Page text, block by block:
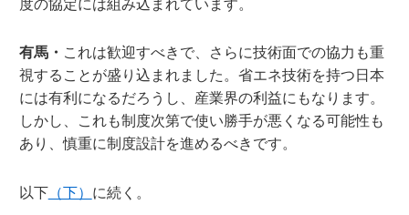
度の協定には組み込まれています。
有馬・ これは歓迎すべきで、さらに技術面での協力も重
視することが盛り込まれました。省エネ技術を持つ日本
には有利になるだろうし、産業界の利益にもなります。
しかし、これも制度次第で使い勝手が悪くなる可能性も
あり、慎重に制度設計を進めるべきです。
以下（下） に続く。